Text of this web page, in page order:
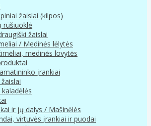
žaislai (kilpos)
rūšiuoklė
žaislai
/ Medinės lėlytės
medinės lovytės
įrankiai
ir jų dalys / Mašinėlės
virtuvės įrankiai ir puodai